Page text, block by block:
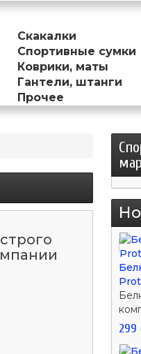
Скакалки
Спортивные сумки
Коврики, маты
Гантели, штанги
Прочее
299